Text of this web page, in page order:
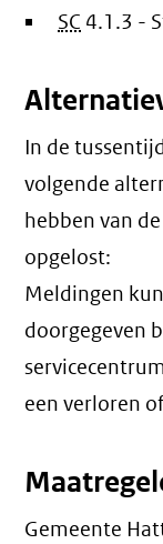
SC 4.1.3 -
In de
volgende
hebben van
opgelost:
Meldingen
doorgegeven
een verloren
Gemeente